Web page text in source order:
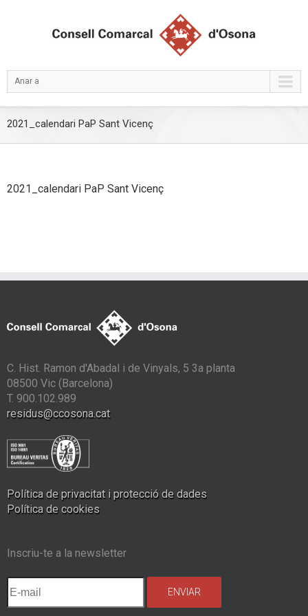
Anar a
2021_calendari PaP Sant Vicenç
2021_calendari PaP Sant Vicenç
C. Hist. Ramon d'Abadal i de Vinyals, 5 3a planta
08500 Vic (Barcelona)
T. 900.102.989
residus@ccosona.cat
Política de privacitat i protecció de dades
Política de cookies
Inscriu-te a la newsletter